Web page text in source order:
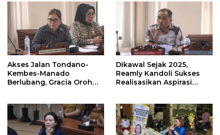
Akses Jalan Tondano-
Kembes-Manado
Berlubang, Gracia Oroh
Dikawal Sejak 2025,
Reamly Kandoli Sukses
Realisasikan Aspirasi
Tahun Depan